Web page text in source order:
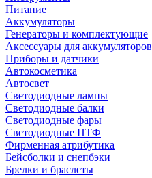
Питание
Аккумуляторы
Генераторы и комплектующие
Аксессуары для аккумуляторов
Приборы и датчики
Автокосметика
Автосвет
Светодиодные лампы
Светодиодные балки
Светодиодные фары
Светодиодные ПТФ
Фирменная атрибутика
Бейсболки и снепбэки
Брелки и браслеты